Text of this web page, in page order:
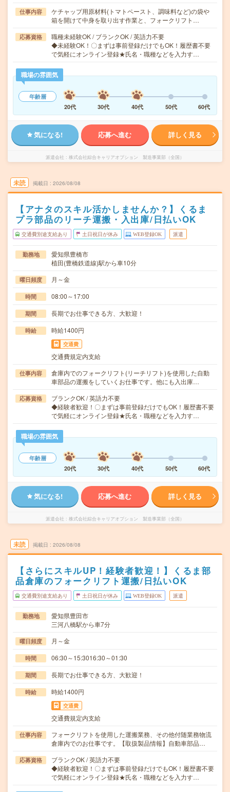
仕事内容
ケチャップ用原材料(トマトペースト、調味料など)の袋や
箱を開けて中身を取り出す作業と、フォークリフト…
応募資格
職種未経験OK / ブランクOK / 英語力不要
◆未経験OK！〇まずは事前登録だけでもOK！履歴書不要
で気軽にオンライン登録★氏名・職種などを入力す…
職場の雰囲気
年齢層
20代
30代 40代 50代 60代
気になる! 応募へ進む 詳しく見る
派遣会社 株式会社綜合キャリアオプション 製造事業部（全国）
未読 掲載日 2026/08/08
【アナタのスキル活かしませんか？】くるま
プラ部品のリーチ運搬・入出庫/日払いOK
交通費別途支給あり 土日祝日が休み WEB登録OK 派遣
勤務地
愛知県豊橋市
植田(豊橋鉄道線)駅から車10分
曜日頻度 月～金
時間 08:00～17:00
期間 長期でお仕事できる方、大歓迎！
時給 時給1400円
交通費
交通費規定内支給
仕事内容
倉庫内でのフォークリフト(リーチリフト)を使用した自動
車部品の運搬をしていくお仕事です。他にも入出庫…
応募資格
ブランクOK / 英語力不要
◆経験者歓迎！〇まずは事前登録だけでもOK！履歴書不要
で気軽にオンライン登録★氏名・職種などを入力す…
職場の雰囲気
年齢層
20代
30代 40代 50代 60代
気になる! 応募へ進む 詳しく見る
派遣会社 株式会社綜合キャリアオプション 製造事業部（全国）
未読 掲載日 2026/08/08
【さらにスキルUP！経験者歓迎！】くるま部
品倉庫のフォークリフト運搬/日払いOK
交通費別途支給あり 土日祝日が休み WEB登録OK 派遣
勤務地
愛知県豊田市
三河八橋駅から車7分
曜日頻度 月～金
時間 06:30～15:3016:30～01:30
期間 長期でお仕事できる方、大歓迎！
時給 時給1400円
交通費
交通費規定内支給
仕事内容
フォークリフトを使用した運搬業務、その他付随業務物流
倉庫内でのお仕事です。【取扱製品情報】自動車部品…
応募資格
ブランクOK / 英語力不要
◆経験者歓迎！〇まずは事前登録だけでもOK！履歴書不要
で気軽にオンライン登録★氏名・職種などを入力す…